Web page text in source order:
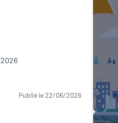
Appel à manifestation d'intérêt
Publié le 22/06/2026